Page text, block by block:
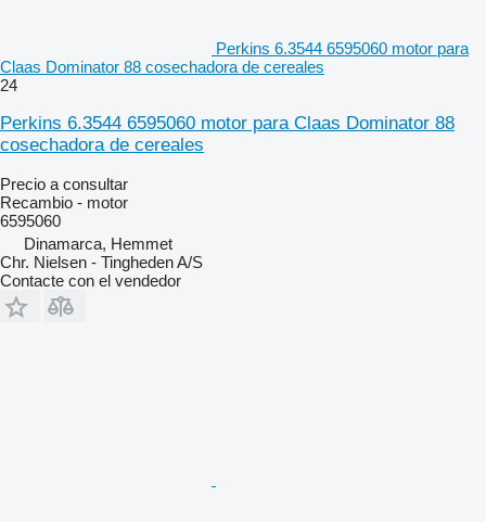
Perkins 6.3544 6595060 motor para
Claas Dominator 88 cosechadora de cereales
24
Perkins 6.3544 6595060 motor para Claas Dominator 88
cosechadora de cereales
Precio a consultar
Recambio - motor
6595060
Dinamarca, Hemmet
Chr. Nielsen - Tingheden A/S
Contacte con el vendedor